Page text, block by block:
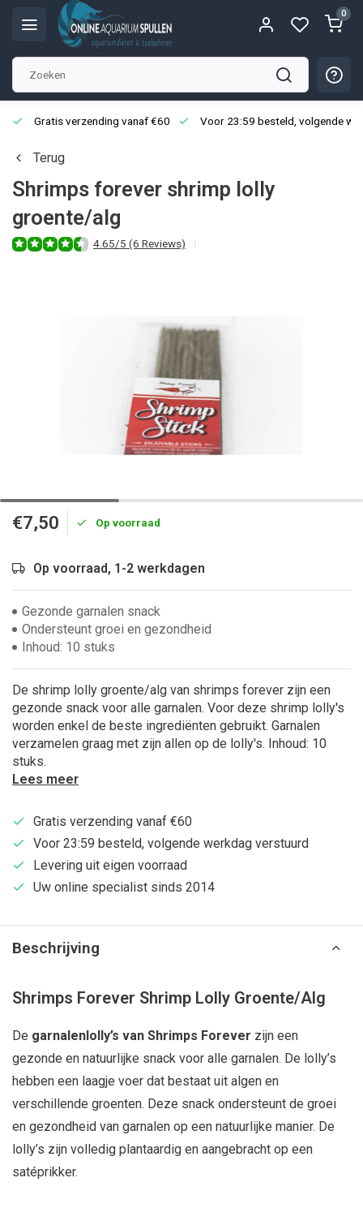
0
Gratis verzending vanaf €60 Voor 23:59 besteld, volgende
Terug
Shrimps forever shrimp lolly
groente/alg
4.65/5 (6 Reviews)
€7,50 Op voorraad
Op voorraad, 1-2 werkdagen
Gezonde garnalen snack
Ondersteunt groei en gezondheid
Inhoud: 10 stuks
De shrimp lolly groente/alg van shrimps forever zijn een
gezonde snack voor alle garnalen. Voor deze shrimp lolly's
worden enkel de beste ingrediënten gebruikt. Garnalen
verzamelen graag met zijn allen op de lolly's. Inhoud: 10
stuks.
Lees meer
Gratis verzending vanaf €60
Voor 23:59 besteld, volgende werkdag verstuurd
Levering uit eigen voorraad
Uw online specialist sinds 2014
Beschrijving
Shrimps Forever Shrimp Lolly Groente/Alg
De garnalenlolly’s van Shrimps Forever zijn een
gezonde en natuurlijke snack voor alle garnalen. De lolly’s
hebben een laagje voer dat bestaat uit algen en
verschillende groenten. Deze snack ondersteunt de groei
en gezondheid van garnalen op een natuurlijke manier. De
lolly’s zijn volledig plantaardig en aangebracht op een
satéprikker.